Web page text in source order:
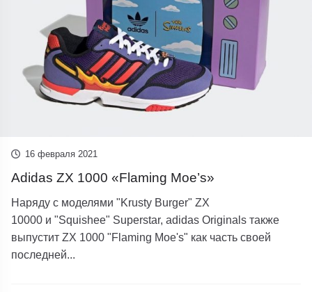
16 февраля 2021
Adidas ZX 1000 «Flaming Moe’s»
Наряду с моделями "Krusty Burger" ZX
10000 и "Squishee" Superstar, adidas Originals также
выпустит ZX 1000 "Flaming Moe's" как часть своей
последней...